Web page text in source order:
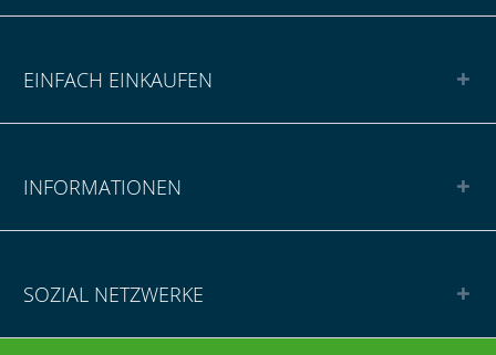
EINFACH EINKAUFEN
INFORMATIONEN
SOZIAL NETZWERKE